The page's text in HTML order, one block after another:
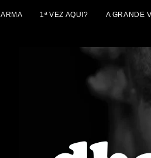
1ª VEZ AQUI? A GRANDE